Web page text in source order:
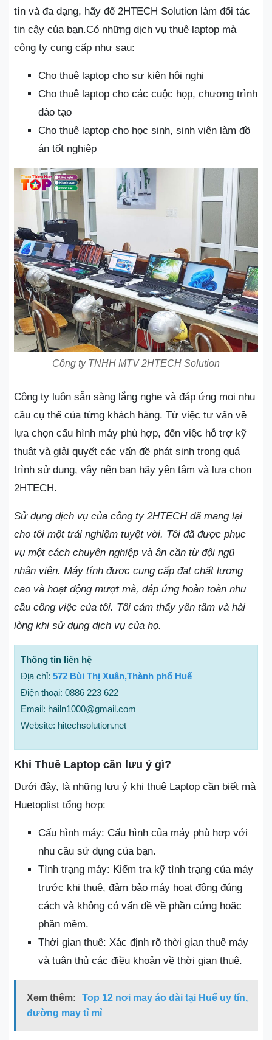
tín và đa dạng, hãy để 2HTECH Solution làm đối tác
tin cậy của bạn.Có những dịch vụ thuê laptop mà
công ty cung cấp như sau:
Cho thuê laptop cho sự kiện hội nghị
Cho thuê laptop cho các cuộc họp, chương trình
đào tạo
Cho thuê laptop cho học sinh, sinh viên làm đồ
án tốt nghiệp
Công ty TNHH MTV 2HTECH Solution
Công ty luôn sẵn sàng lắng nghe và đáp ứng mọi nhu
cầu cụ thể của từng khách hàng. Từ việc tư vấn về
lựa chọn cấu hình máy phù hợp, đến việc hỗ trợ kỹ
thuật và giải quyết các vấn đề phát sinh trong quá
trình sử dụng, vậy nên bạn hãy yên tâm và lựa chọn
2HTECH.
Sử dụng dịch vụ của công ty 2HTECH đã mang lại
cho tôi một trải nghiệm tuyệt vời. Tôi đã được phục
vụ một cách chuyên nghiệp và ân cần từ đội ngũ
nhân viên. Máy tính được cung cấp đạt chất lượng
cao và hoạt động mượt mà, đáp ứng hoàn toàn nhu
cầu công việc của tôi. Tôi cảm thấy yên tâm và hài
lòng khi sử dụng dịch vụ của họ.
Thông tin liên hệ
Địa chỉ: 572 Bùi Thị Xuân,Thành phố Huế
Điện thoại: 0886 223 622
Email: hailn1000@gmail.com
Website: hitechsolution.net
Khi Thuê Laptop cần lưu ý gì?
Dưới đây, là những lưu ý khi thuê Laptop cần biết mà
Huetoplist tổng hợp:
Cấu hình máy: Cấu hình của máy phù hợp với
nhu cầu sử dụng của bạn.
Tình trạng máy: Kiểm tra kỹ tình trạng của máy
trước khi thuê, đảm bảo máy hoạt động đúng
cách và không có vấn đề về phần cứng hoặc
phần mềm.
Thời gian thuê: Xác định rõ thời gian thuê máy
và tuân thủ các điều khoản về thời gian thuê.
Xem thêm:
Top 12 nơi may áo dài tại Huế uy tín,
đường may tỉ mỉ